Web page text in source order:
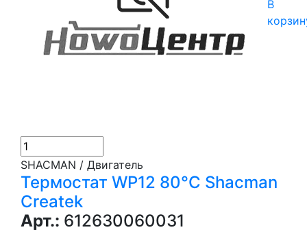
В
SHACMAN / Двигатель
Термостат WP12 80°C Shacman
Createk
Арт.: 612630060031